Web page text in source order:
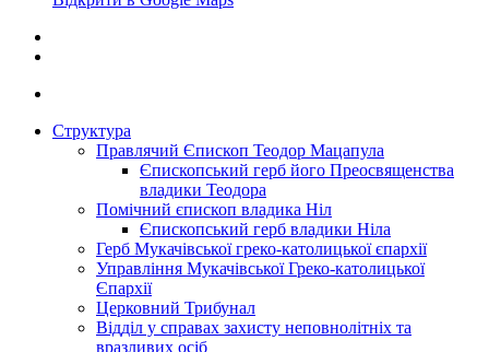
Структура
Правлячий Єпископ Теодор Мацапула
Єпископський герб його Преосвященства
владики Теодора
Помічний єпископ владика Ніл
Єпископський герб владики Ніла
Герб Мукачівської греко-католицької єпархії
Управління Мукачівської Греко-католицької
Єпархії
Церковний Трибунал
Відділ у справах захисту неповнолітніх та
вразливих осіб